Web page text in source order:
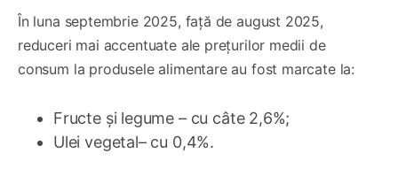
În luna septembrie 2025, față de august 2025,
reduceri mai accentuate ale prețurilor medii de
consum la produsele alimentare au fost marcate la:
Fructe și legume – cu câte 2,6%;
Ulei vegetal– cu 0,4%.